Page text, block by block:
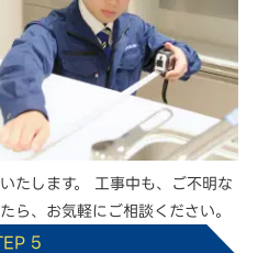
たします。 工事中も、ご不明な
ら、お気軽にご相談ください。
5